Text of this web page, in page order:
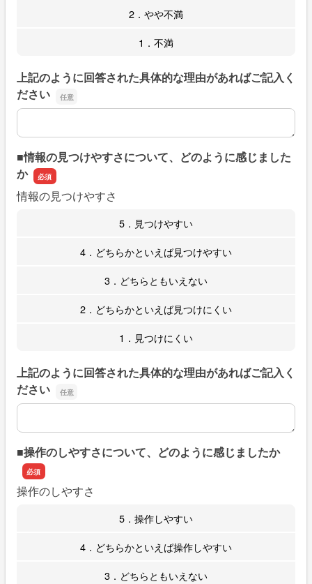
2．やや不満
1．不満
上記のように回答された具体的な理由があればご記入く
ださい
上記のように回答された具体的な理由があればご記入くだ
■情報の見つけやすさについて、どのように感じました
か
情報の見つけやすさ
5．見つけやすい
4．どちらかといえば見つけやすい
3．どちらともいえない
2．どちらかといえば見つけにくい
1．見つけにくい
上記のように回答された具体的な理由があればご記入く
ださい
上記のように回答された具体的な理由があればご記入くだ
■操作のしやすさについて、どのように感じましたか
操作のしやすさ
5．操作しやすい
4．どちらかといえば操作しやすい
3．どちらともいえない